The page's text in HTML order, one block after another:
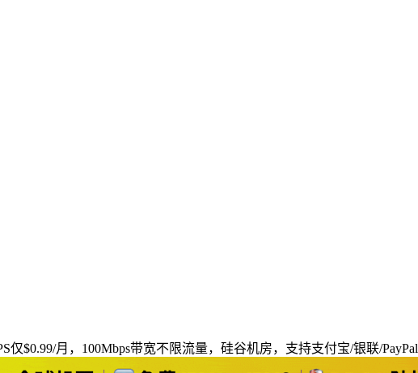
仅$0.99/月，100Mbps带宽不限流量，硅谷机房，支持支付宝/银联/PayPal